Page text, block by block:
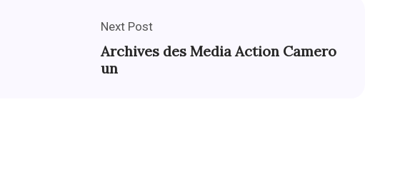
Next Post
Archives des Media Action Camero
un